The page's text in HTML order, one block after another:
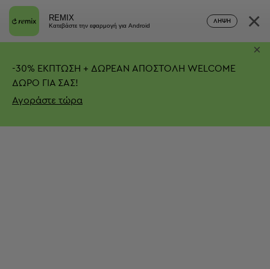
REMIX
Κατεβάστε την εφαρμογή για Android
ΛΉΨΗ ×
-30% ΕΚΠΤΩΣΗ + ΔΩΡΕΑΝ ΑΠΟΣΤΟΛΗ WELCOME
ΔΩΡΟ ΓΙΑ ΣΑΣ!
Αγοράστε τώρα
×